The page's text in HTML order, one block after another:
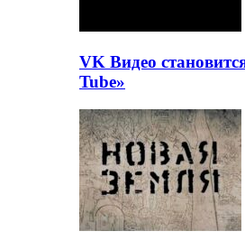
VK Видео
Tube»